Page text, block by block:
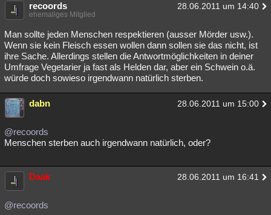
recoords 28.06.2011 um 14:40
ehemaliges Mitglied
Man sollte jeden Menschen respektieren (ausser Mörder usw.).
Wenn sie kein Fleisch essen wollen dann sollen sie das nicht, ist
ihre Sache. Allerdings stellen die Antwortmöglichkeiten in deiner
Umfrage Vegetarier ja fast als Helden dar, aber ein Schwein o.ä.
würde doch sowieso irgendwann natürlich sterben.
dabn 28.06.2011 um 15:00
@recoords
Menschen sterben auch irgendwann natürlich, oder?
Daak 28.06.2011 um 16:41
@recoords